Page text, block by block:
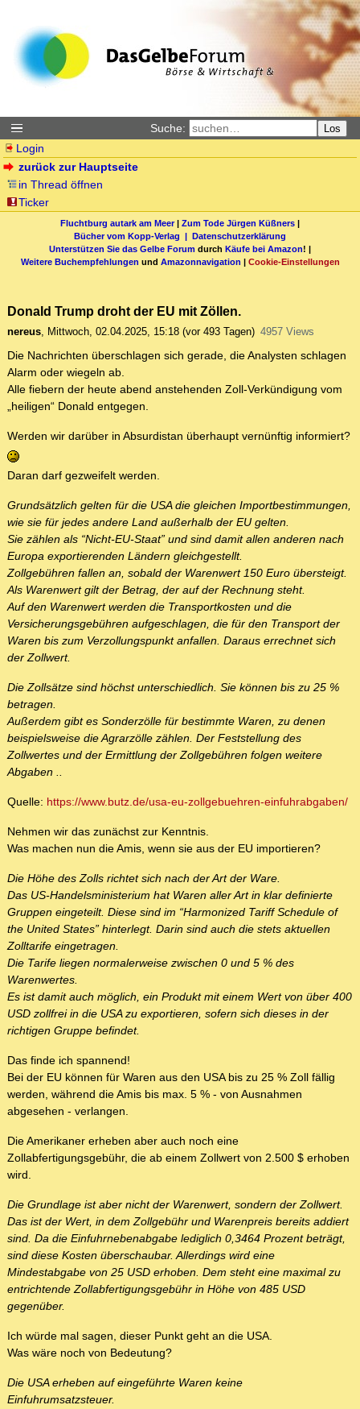
Suche: Los
Login
zurück zur Hauptseite
in Thread öffnen
Ticker
Fluchtburg autark am Meer| Zum Tode Jürgen Küßners |
Bücher vom Kopp-Verlag | Datenschutzerklärung
Unterstützen Sie das Gelbe Forum durch Käufe bei Amazon! |
Weitere Buchempfehlungen und Amazonnavigation | Cookie-Einstellungen
Donald Trump droht der EU mit Zöllen.
nereus, Mittwoch, 02.04.2025, 15:18 (vor 493 Tagen) 4957 Views
Die Nachrichten überschlagen sich gerade, die Analysten schlagen
Alarm oder wiegeln ab.
Alle fiebern der heute abend anstehenden Zoll-Verkündigung vom
„heiligen“ Donald entgegen.
Werden wir darüber in Absurdistan überhaupt vernünftig informiert?
Daran darf gezweifelt werden.
Grundsätzlich gelten für die USA die gleichen Importbestimmungen,
wie sie für jedes andere Land außerhalb der EU gelten.
Sie zählen als “Nicht-EU-Staat” und sind damit allen anderen nach
Europa exportierenden Ländern gleichgestellt.
Zollgebühren fallen an, sobald der Warenwert 150 Euro übersteigt.
Als Warenwert gilt der Betrag, der auf der Rechnung steht.
Auf den Warenwert werden die Transportkosten und die
Versicherungsgebühren aufgeschlagen, die für den Transport der
Waren bis zum Verzollungspunkt anfallen. Daraus errechnet sich
der Zollwert.
Die Zollsätze sind höchst unterschiedlich. Sie können bis zu 25 %
betragen.
Außerdem gibt es Sonderzölle für bestimmte Waren, zu denen
beispielsweise die Agrarzölle zählen. Der Feststellung des
Zollwertes und der Ermittlung der Zollgebühren folgen weitere
Abgaben ..
Quelle: https://www.butz.de/usa-eu-zollgebuehren-einfuhrabgaben/
Nehmen wir das zunächst zur Kenntnis.
Was machen nun die Amis, wenn sie aus der EU importieren?
Die Höhe des Zolls richtet sich nach der Art der Ware.
Das US-Handelsministerium hat Waren aller Art in klar definierte
Gruppen eingeteilt. Diese sind im “Harmonized Tariff Schedule of
the United States” hinterlegt. Darin sind auch die stets aktuellen
Zolltarife eingetragen.
Die Tarife liegen normalerweise zwischen 0 und 5 % des
Warenwertes.
Es ist damit auch möglich, ein Produkt mit einem Wert von über 400
USD zollfrei in die USA zu exportieren, sofern sich dieses in der
richtigen Gruppe befindet.
Das finde ich spannend!
Bei der EU können für Waren aus den USA bis zu 25 % Zoll fällig
werden, während die Amis bis max. 5 % - von Ausnahmen
abgesehen - verlangen.
Die Amerikaner erheben aber auch noch eine
Zollabfertigungsgebühr, die ab einem Zollwert von 2.500 $ erhoben
wird.
Die Grundlage ist aber nicht der Warenwert, sondern der Zollwert.
Das ist der Wert, in dem Zollgebühr und Warenpreis bereits addiert
sind. Da die Einfuhrnebenabgabe lediglich 0,3464 Prozent beträgt,
sind diese Kosten überschaubar. Allerdings wird eine
Mindestabgabe von 25 USD erhoben. Dem steht eine maximal zu
entrichtende Zollabfertigungsgebühr in Höhe von 485 USD
gegenüber.
Ich würde mal sagen, dieser Punkt geht an die USA.
Was wäre noch von Bedeutung?
Die USA erheben auf eingeführte Waren keine
Einfuhrumsatzsteuer.